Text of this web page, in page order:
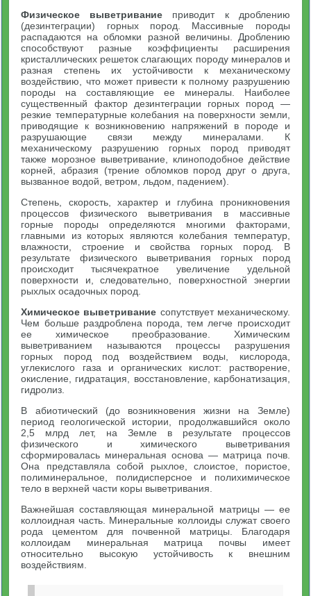
Физическое выветривание приводит к дроблению
(дезинтеграции) горных пород. Массивные породы
распадаются на обломки разной величины. Дроблению
способствуют разные коэффициенты расширения
кристаллических решеток слагающих породу минералов и
разная степень их устойчивости к механическому
воздействию, что может привести к полному разрушению
породы на составляющие ее минералы. Наиболее
существенный фактор дезинтеграции горных пород —
резкие температурные колебания на поверхности земли,
приводящие к возникновению напряжений в породе и
разрушающие связи между минералами. К
механическому разрушению горных пород приводят
также морозное выветривание, клиноподобное действие
корней, абразия (трение обломков пород друг о друга,
вызванное водой, ветром, льдом, падением).
Степень, скорость, характер и глубина проникновения
процессов физического выветривания в массивные
горные породы определяются многими факторами,
главными из которых являются колебания температур,
влажности, строение и свойства горных пород. В
результате физического выветривания горных пород
происходит тысячекратное увеличение удельной
поверхности и, следовательно, поверхностной энергии
рыхлых осадочных пород.
Химическое выветривание сопутствует механическому.
Чем больше раздроблена порода, тем легче происходит
ее химическое преобразование. Химическим
выветриванием называются процессы разрушения
горных пород под воздействием воды, кислорода,
углекислого газа и органических кислот: растворение,
окисление, гидратация, восстановление, карбонатизация,
гидролиз.
В абиотический (до возникновения жизни на Земле)
период геологической истории, продолжавшийся около
2,5 млрд лет, на Земле в результате процессов
физического и химического выветривания
сформировалась минеральная основа — матрица почв.
Она представляла собой рыхлое, слоистое, пористое,
полиминеральное, полидисперсное и полихимическое
тело в верхней части коры выветривания.
Важнейшая составляющая минеральной матрицы — ее
коллоидная часть. Минеральные коллоиды служат своего
рода цементом для почвенной матрицы. Благодаря
коллоидам минеральная матрица почвы имеет
относительно высокую устойчивость к внешним
воздействиям.